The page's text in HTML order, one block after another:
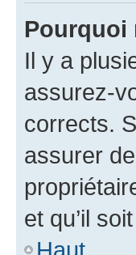
Pourquoi
Il y a
assurez-
corrects.
assurer
et qu’il